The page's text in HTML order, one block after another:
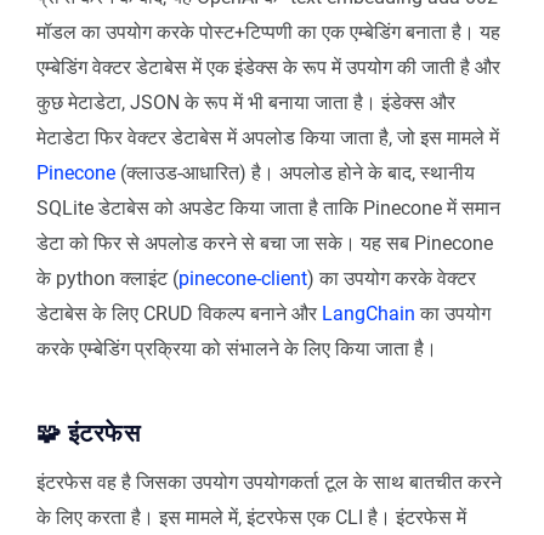
मॉडल का उपयोग करके पोस्ट+टिप्पणी का एक एम्बेडिंग बनाता है। यह
एम्बेडिंग वेक्टर डेटाबेस में एक इंडेक्स के रूप में उपयोग की जाती है और
कुछ मेटाडेटा, JSON के रूप में भी बनाया जाता है। इंडेक्स और
मेटाडेटा फिर वेक्टर डेटाबेस में अपलोड किया जाता है, जो इस मामले में
Pinecone (क्लाउड-आधारित) है। अपलोड होने के बाद, स्थानीय
SQLite डेटाबेस को अपडेट किया जाता है ताकि Pinecone में समान
डेटा को फिर से अपलोड करने से बचा जा सके। यह सब Pinecone
के python क्लाइंट (pinecone-client) का उपयोग करके वेक्टर
डेटाबेस के लिए CRUD विकल्प बनाने और LangChain का उपयोग
करके एम्बेडिंग प्रक्रिया को संभालने के लिए किया जाता है।
🧩 इंटरफेस
इंटरफेस वह है जिसका उपयोग उपयोगकर्ता टूल के साथ बातचीत करने
के लिए करता है। इस मामले में, इंटरफेस एक CLI है। इंटरफेस में